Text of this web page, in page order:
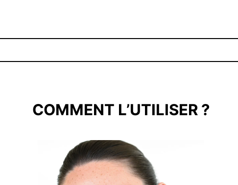
COMMENT L’UTILISER ?